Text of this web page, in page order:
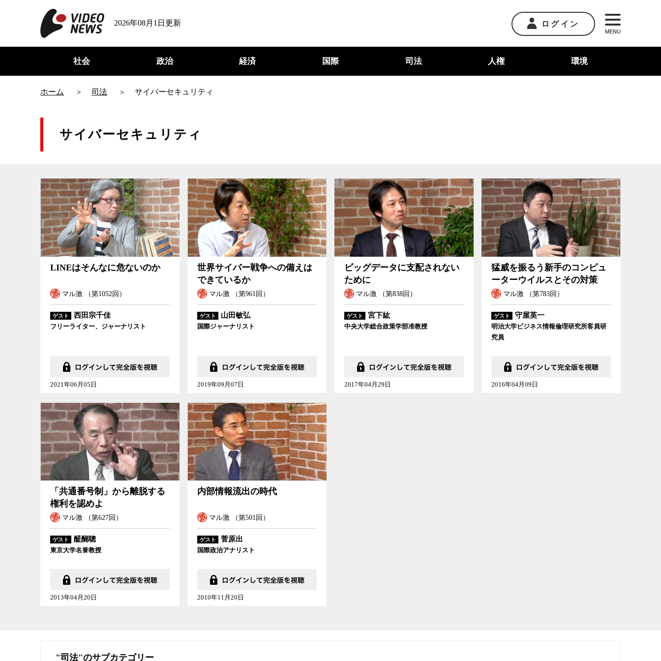
2026年08月1日更新 ログイン
MENU
社会 政治 経済 国際 司法 人権 環境
ホーム 司法 サイバーセキュリティ
サイバーセキュリティ
LINEはそんなに危ないのか
マル激 （第1052回）
ゲスト 西田宗千佳
フリーライター、ジャーナリスト
2021年06月05日
世界サイバー戦争への備えは
できているか
マル激 （第961回）
ゲスト 山田敏弘
国際ジャーナリスト
2019年09月07日
ビッグデータに支配されない
ために
マル激 （第838回）
ゲスト 宮下紘
中央大学総合政策学部准教授
2017年04月29日
猛威を振るう新手のコンピュ
ーターウイルスとその対策
マル激 （第783回）
ゲスト 守屋英一
明治大学ビジネス情報倫理研究所客員研
究員
2016年04月09日
「共通番号制」から離脱する
権利を認めよ
マル激 （第627回）
ゲスト 醍醐聰
東京大学名誉教授
2013年04月20日
内部情報流出の時代
マル激 （第501回）
ゲスト 菅原出
国際政治アナリスト
2010年11月20日
"司法"のサブカテゴリー